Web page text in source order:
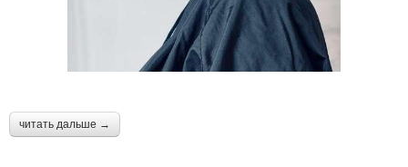
читать дальше →